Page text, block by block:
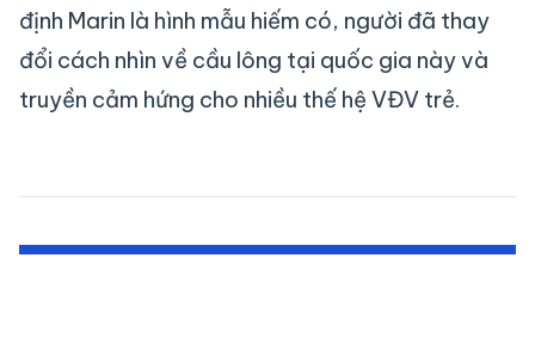
định Marin là hình mẫu hiếm có, người đã thay
đổi cách nhìn về cầu lông tại quốc gia này và
truyền cảm hứng cho nhiều thế hệ VĐV trẻ.